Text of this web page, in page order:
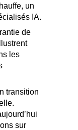
un
IA.
de
les
transition
sur